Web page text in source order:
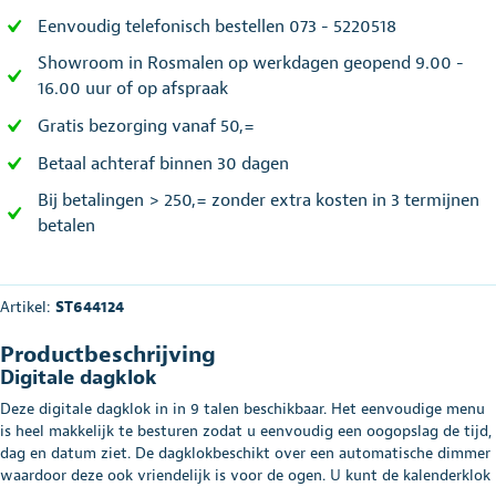
Eenvoudig telefonisch bestellen 073 - 5220518
Showroom in Rosmalen op werkdagen geopend 9.00 -
16.00 uur of op afspraak
Gratis bezorging vanaf 50,=
Betaal achteraf binnen 30 dagen
Bij betalingen > 250,= zonder extra kosten in 3 termijnen
betalen
Artikel: ST644124
Productbeschrijving
Digitale dagklok
Deze digitale dagklok in in 9 talen beschikbaar. Het eenvoudige menu
is heel makkelijk te besturen zodat u eenvoudig een oogopslag de tijd,
dag en datum ziet. De dagklokbeschikt over een automatische dimmer
waardoor deze ook vriendelijk is voor de ogen. U kunt de kalenderklok